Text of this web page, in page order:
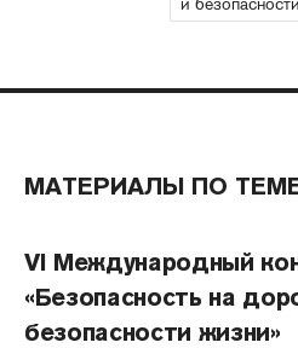
МАТЕРИАЛЫ ПО
VI Международный
«Безопасность на
безопасности жизни»